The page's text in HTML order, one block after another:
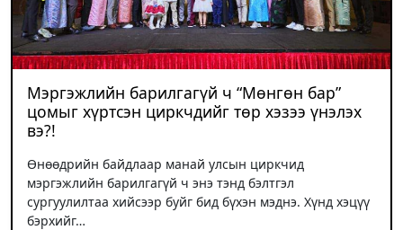
Мэргэжлийн барилгагүй ч “Мөнгөн бар”
цомыг хүртсэн циркчдийг төр хэзээ үнэлэх
вэ?!
Өнөөдрийн байдлаар манай улсын циркчид
мэргэжлийн барилгагүй ч энэ тэнд бэлтгэл
сургуулилтаа хийсээр буйг бид бүхэн мэднэ. Хүнд хэцүү
бэрхийг…